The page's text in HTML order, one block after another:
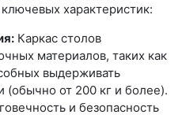
характеристик:
Каркас столов
материалов, таких как
выдерживать
(обычно от 200 кг и более).
и безопасность